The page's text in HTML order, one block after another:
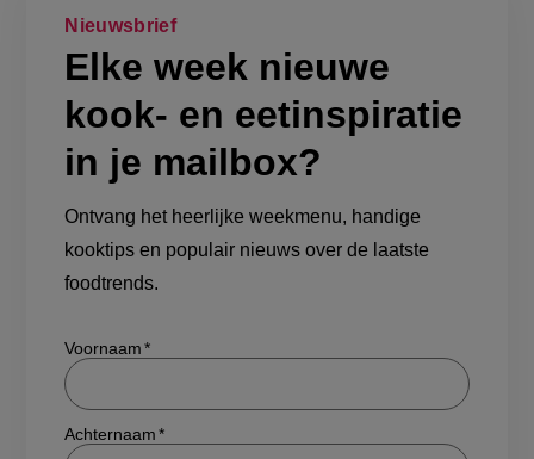
Nieuwsbrief
Elke week nieuwe
kook- en eetinspiratie
in je mailbox?
Ontvang het heerlijke weekmenu, handige
kooktips en populair nieuws over de laatste
foodtrends.
Show/hide
Voornaam
Achternaam